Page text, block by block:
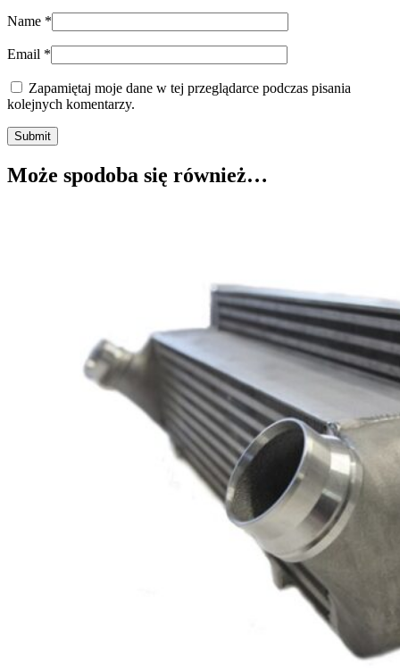
Name *
Email *
Zapamiętaj moje dane w tej przeglądarce podczas pisania
kolejnych komentarzy.
Submit
Może spodoba się również…